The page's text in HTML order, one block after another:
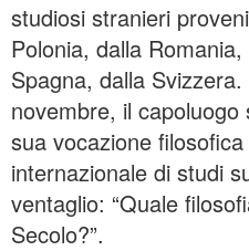
studiosi stranieri
Polonia, dalla
Spagna, dalla
novembre, il
sua vocazione
internazionale di studi
ventaglio: “Quale
Secolo?”.